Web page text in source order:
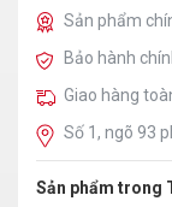
Sản phẩm
Bảo hành
Giao hàng
Số 1, ngõ 93
Sản phẩm trong